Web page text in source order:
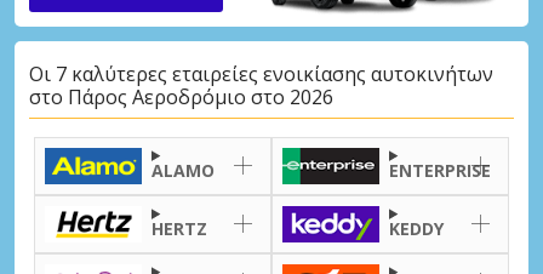
Οι 7 καλύτερες εταιρείες ενοικίασης αυτοκινήτων
στο Πάρος Αεροδρόμιο στο 2026
ALAMO ENTERPRISE
HERTZ KEDDY